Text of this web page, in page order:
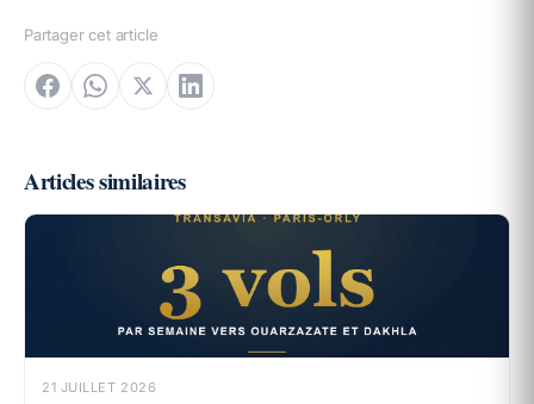
Partager cet article
Articles similaires
21 JUILLET 2026